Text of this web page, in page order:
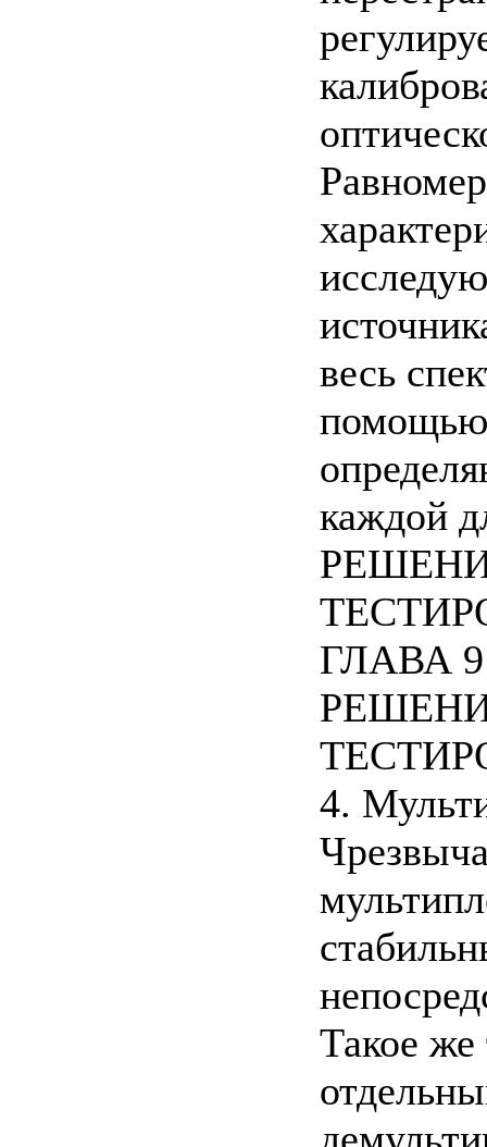
весь
помощью
каждой
ГЛАВА 9
4.
Такое же